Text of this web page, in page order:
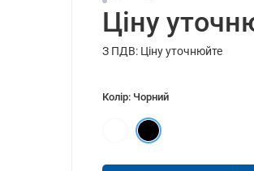
Ціну
З ПДВ: Ціну уточнюйте
Колір: Чорний